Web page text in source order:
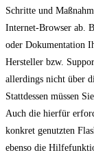
Schritte und
Internet-Browser ab.
oder Dokumentation
Hersteller bzw.
allerdings nicht über
Stattdessen müssen
Auch die hierfür
konkret genutzten
ebenso die